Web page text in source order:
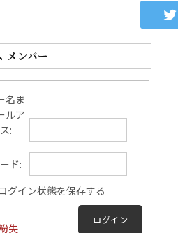
メンバー
名ま
ルア
:
ド:
グイン状態を保存する
ログイン
失